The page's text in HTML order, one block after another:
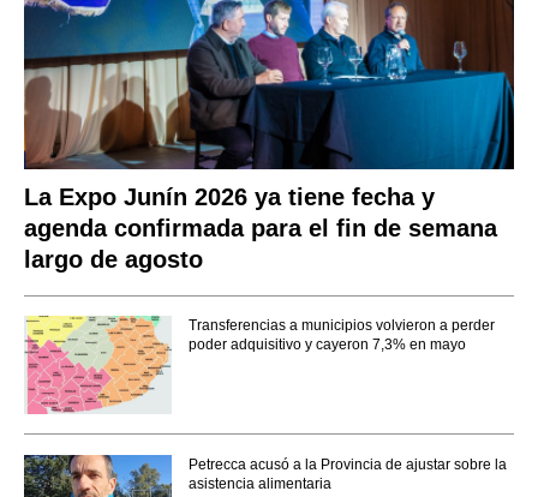
La Expo Junín 2026 ya tiene fecha y
agenda confirmada para el fin de semana
largo de agosto
Transferencias a municipios volvieron a perder
poder adquisitivo y cayeron 7,3% en mayo
Petrecca acusó a la Provincia de ajustar sobre la
asistencia alimentaria